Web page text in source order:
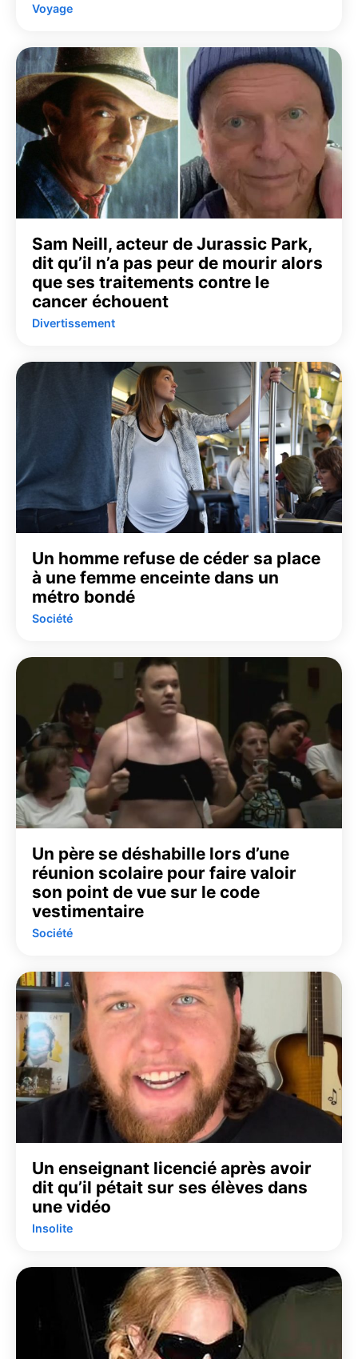
Voyage
Sam Neill, acteur de Jurassic Park,
dit qu’il n’a pas peur de mourir alors
que ses traitements contre le
cancer échouent
Divertissement
Un homme refuse de céder sa place
à une femme enceinte dans un
métro bondé
Société
Un père se déshabille lors d’une
réunion scolaire pour faire valoir
son point de vue sur le code
vestimentaire
Société
Un enseignant licencié après avoir
dit qu’il pétait sur ses élèves dans
une vidéo
Insolite